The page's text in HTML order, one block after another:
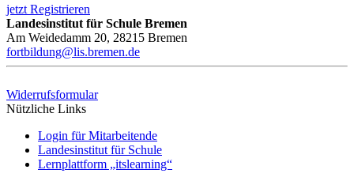
jetzt Registrieren
Landesinstitut für Schule Bremen
Am Weidedamm 20, 28215 Bremen
fortbildung@lis.bremen.de
Widerrufsformular
Nützliche Links
Login für Mitarbeitende
Landesinstitut für Schule
Lernplattform „itslearning“